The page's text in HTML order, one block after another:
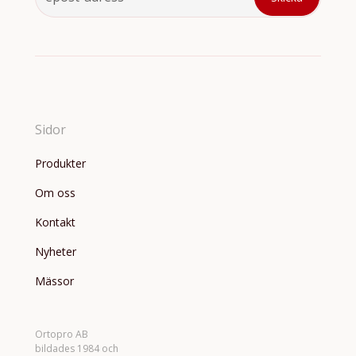
Sidor
Produkter
Om oss
Kontakt
Nyheter
Mässor
Ortopro AB
bildades 1984 och